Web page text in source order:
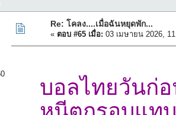
Re: โคลง....เมื่อฉันหยุดพัก...
« ตอบ #65 เมื่อ: 03 เมษายน 2026,
บอลไทยวันก่